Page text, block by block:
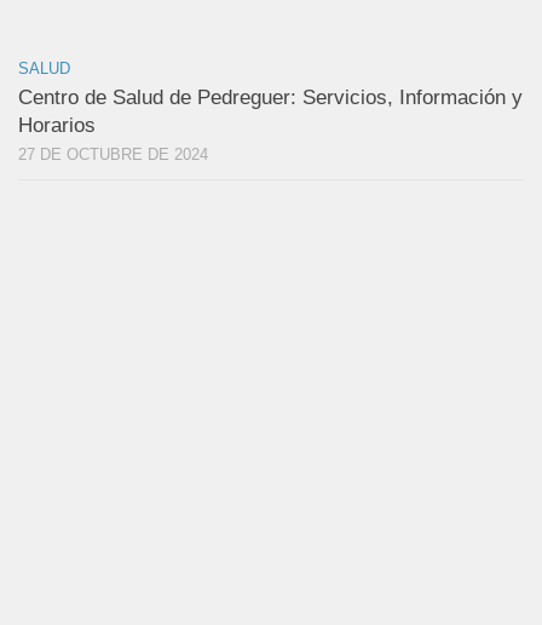
SALUD
Centro de Salud de Pedreguer: Servicios, Información y
Horarios
27 DE OCTUBRE DE 2024